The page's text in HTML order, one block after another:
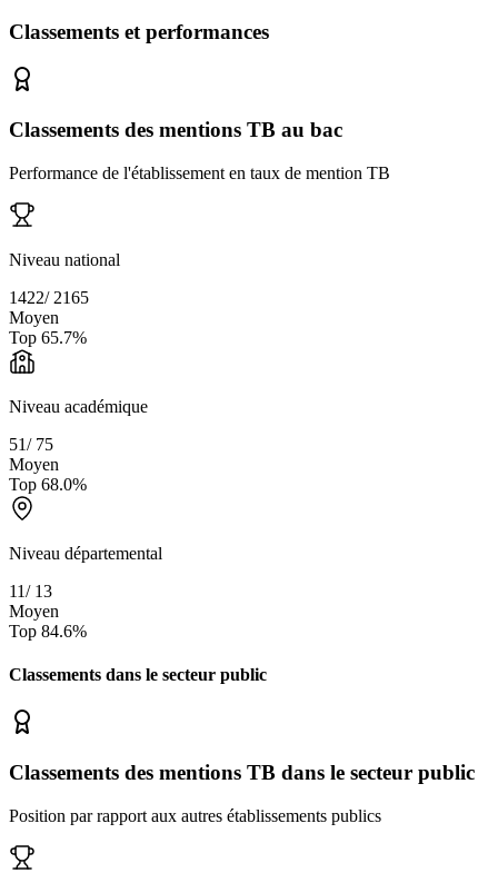
Classements et performances
Classements des mentions TB au bac
Performance de l'établissement en taux de mention TB
Niveau national
1422/ 2165
Moyen
Top 65.7%
Niveau académique
51/ 75
Moyen
Top 68.0%
Niveau départemental
11/ 13
Moyen
Top 84.6%
Classements dans le secteur public
Classements des mentions TB dans le secteur public
Position par rapport aux autres établissements publics